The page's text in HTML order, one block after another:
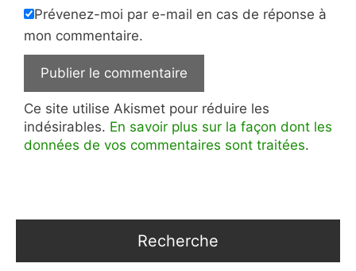
Prévenez-moi par e-mail en cas de réponse à
mon commentaire.
Ce site utilise Akismet pour réduire les
indésirables. En savoir plus sur la façon dont les
données de vos commentaires sont traitées.
Recherche